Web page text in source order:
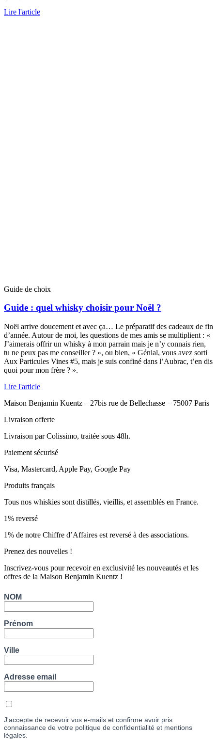
Lire l'article
Guide de choix
Guide : quel whisky choisir pour Noël ?
Noël arrive doucement et avec ça… Le préparatif des cadeaux de fin
d’année. Autour de moi, les questions de mes amis se multiplient : «
J’aimerais offrir un whisky à mon parrain mais je n’y connais rien,
tu ne peux pas me conseiller ? », ou bien, « Génial, vous avez sorti
Aux Particules Vines #5, mais je suis confiné dans l’Aubrac, t’en dis
quoi pour mon frère ? ».
Lire l'article
Maison Benjamin Kuentz – 27bis rue de Bellechasse – 75007 Paris
Livraison offerte
Livraison par Colissimo, traitée sous 48h.
Paiement sécurisé
Visa, Mastercard, Apple Pay, Google Pay
Produits français
Tous nos whiskies sont distillés, vieillis, et assemblés en France.
1% reversé
1% de notre Chiffre d’Affaires est reversé à des associations.
Prenez des nouvelles !
Inscrivez-vous pour recevoir en exclusivité les nouveautés et les
offres de la Maison Benjamin Kuentz !
NOM
Prénom
Ville
Adresse email
J'accepte de recevoir vos e-mails et confirme avoir pris
connaissance de votre politique de confidentialité et mentions
légales.